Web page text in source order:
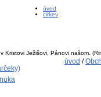
úvod
cirkev
Kristovi Ježišovi, Pánovi našom.
úvod /